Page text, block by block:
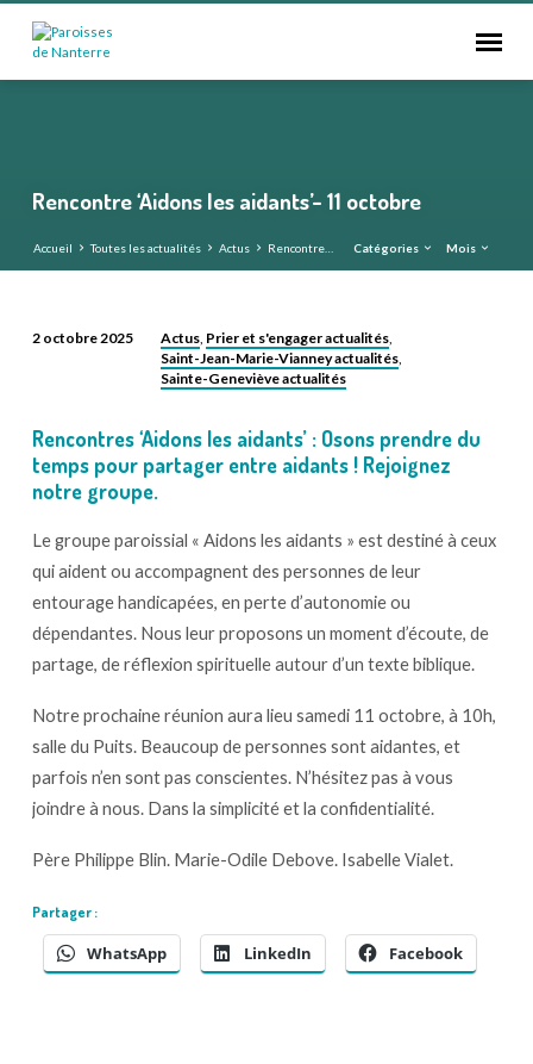
Rencontre ‘Aidons les aidants’- 11 octobre
Accueil Toutes les actualités Actus Rencontre… Catégories Mois
Rencontre
les
aidants’-
11
octobre
2 octobre 2025 Actus, Prier et s'engager actualités,
Saint-Jean-Marie-Vianney actualités,
Sainte-Geneviève actualités
Rencontres ‘Aidons les aidants’ : Osons prendre du
temps pour partager entre aidants ! Rejoignez
notre groupe.
Le groupe paroissial « Aidons les aidants » est destiné à ceux
qui aident ou accompagnent des personnes de leur
entourage handicapées, en perte d’autonomie ou
dépendantes. Nous leur proposons un moment d’écoute, de
partage, de réflexion spirituelle autour d’un texte biblique.
Notre prochaine réunion aura lieu samedi 11 octobre, à 10h,
salle du Puits. Beaucoup de personnes sont aidantes, et
parfois n’en sont pas conscientes. N’hésitez pas à vous
joindre à nous. Dans la simplicité et la confidentialité.
Père Philippe Blin. Marie-Odile Debove. Isabelle Vialet.
Partager :
WhatsApp LinkedIn Facebook